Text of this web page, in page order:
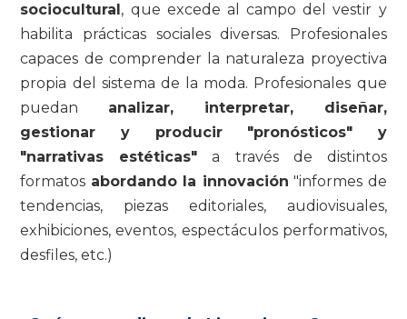
sociocultural , que excede al campo del vestir y
habilita prácticas sociales diversas. Profesionales
capaces de comprender la naturaleza proyectiva
propia del sistema de la moda. Profesionales que
puedan analizar, interpretar, diseñar,
gestionar y producir "pronósticos" y
"narrativas estéticas" a través de distintos
formatos abordando la innovación "informes de
tendencias, piezas editoriales, audiovisuales,
exhibiciones, eventos, espectáculos performativos,
desfiles, etc.)